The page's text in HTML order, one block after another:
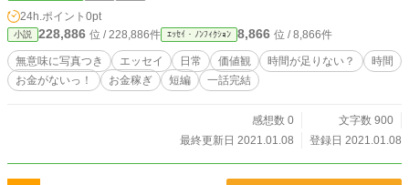
24h.ポイント 0pt
小説 228,886 位 / 228,886件 ｴｯｾｲ・ﾉﾝﾌｨｸｼｮﾝ 8,866 位 / 8,866件
無意味に写真つき エッセイ 日常 価値観 時間が足りない？
時間
お金がないっ！
お金稼ぎ 短編 一話完結
感想数 0
文字数 900
最終更新日 2021.01.08
登録日 2021.01.08